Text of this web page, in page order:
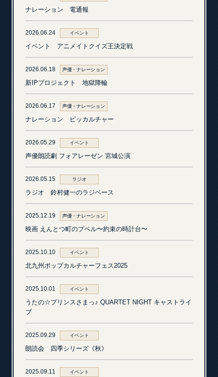
ナレーション 電通報
2026.06.24 イベント
イベント アニメイトクイズ王決定戦
2026.06.18 声優・ナレーション
新IPプロジェクト 地獄降輪
2026.06.17 声優・ナレーション
ナレーション ピッカルチャー
2026.05.29 イベント
声優朗読劇 フォアレーゼン 宮城公演
2026.05.15 ラジオ
ラジオ 鈴村健一のラジベース
2025.12.19 声優・ナレーション
映画 えんとつ町のプペル〜約束の時計台〜
2025.10.10 イベント
北九州ポップカルチャーフェス2025
2025.10.01 イベント
うたの☆プリンスさまっ♪ QUARTET NIGHT キャストライ
ブ
2025.09.29 イベント
朗読会 四季シリーズ《秋》
2025.09.11 イベント